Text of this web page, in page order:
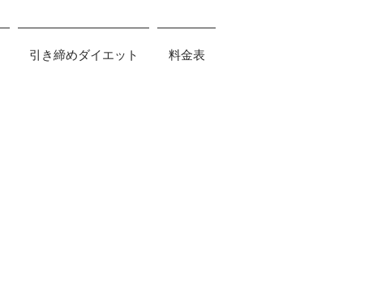
引き締めダイエット 料金表